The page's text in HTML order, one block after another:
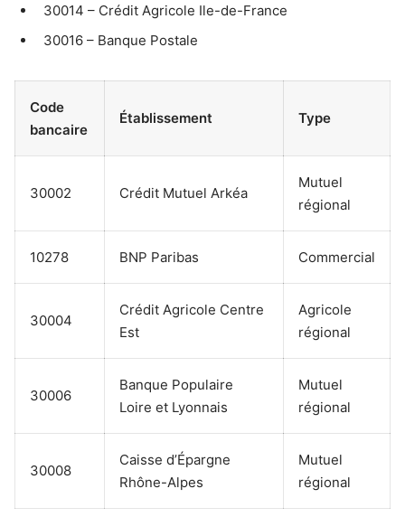
30014 – Crédit Agricole Ile-de-France
30016 – Banque Postale
Code
bancaire
Établissement Type
30002 Crédit Mutuel Arkéa
Mutuel
régional
10278 BNP Paribas Commercial
30004
Crédit Agricole Centre
Est
Agricole
régional
30006
Banque Populaire
Loire et Lyonnais
Mutuel
régional
30008
Caisse d’Épargne
Rhône-Alpes
Mutuel
régional